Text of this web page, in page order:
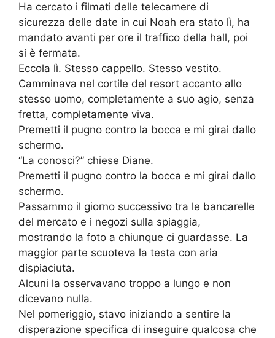
Ha cercato i filmati delle telecamere di
sicurezza delle date in cui Noah era stato lì, ha
mandato avanti per ore il traffico della hall, poi
si è fermata.
Eccola lì. Stesso cappello. Stesso vestito.
Camminava nel cortile del resort accanto allo
stesso uomo, completamente a suo agio, senza
fretta, completamente viva.
Premetti il pugno contro la bocca e mi girai dallo
schermo.
“La conosci?” chiese Diane.
Premetti il pugno contro la bocca e mi girai dallo
schermo.
Passammo il giorno successivo tra le bancarelle
del mercato e i negozi sulla spiaggia,
mostrando la foto a chiunque ci guardasse. La
maggior parte scuoteva la testa con aria
dispiaciuta.
Alcuni la osservavano troppo a lungo e non
dicevano nulla.
Nel pomeriggio, stavo iniziando a sentire la
disperazione specifica di inseguire qualcosa che